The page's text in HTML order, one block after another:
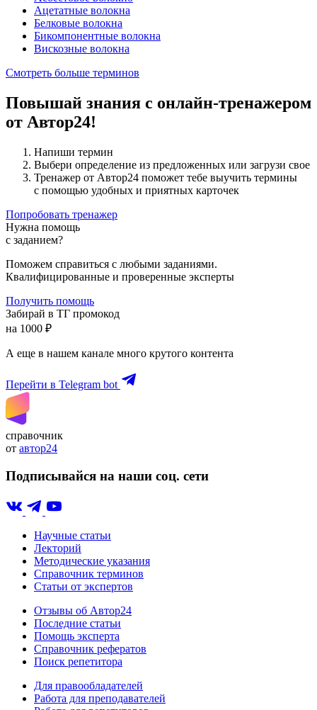
Ацетатные волокна
Белковые волокна
Бикомпонентные волокна
Вискозные волокна
Смотреть больше терминов
Повышай знания с онлайн-тренажером
от Автор24!
Напиши термин
Выбери определение из предложенных или загрузи свое
Тренажер от Автор24 поможет тебе выучить термины
с помощью удобных и приятных карточек
Попробовать тренажер
Нужна помощь
с заданием?
Поможем справиться с любыми заданиями.
Квалифицированные и проверенные эксперты
Получить помощь
Забирай в ТГ промокод
на 1000 ₽
А еще в нашем канале много крутого контента
Перейти в Telegram bot
справочник
от автор24
Подписывайся на наши соц. сети
Научные статьи
Лекторий
Методические указания
Справочник терминов
Статьи от экспертов
Отзывы об Автор24
Последние статьи
Помощь эксперта
Справочник рефератов
Поиск репетитора
Для правообладателей
Работа для преподавателей